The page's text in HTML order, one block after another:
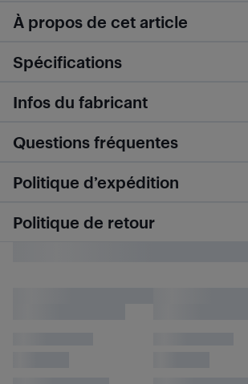
À propos de cet article
Spécifications
Infos du fabricant
Questions fréquentes
Politique d’expédition
Politique de retour